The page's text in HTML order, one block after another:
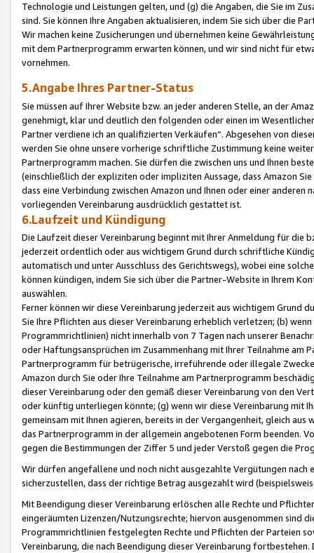
Technologie und Leistungen gelten, und (g) die Angaben, die Sie im
sind. Sie können Ihre Angaben aktualisieren, indem Sie sich über die
Wir machen keine Zusicherungen und übernehmen keine
mit dem Partnerprogramm erwarten können, und wir sind nicht für
vornehmen.
5.Angabe Ihres Partner-Status
Sie müssen auf Ihrer Website bzw. an jeder anderen Stelle, an der
genehmigt, klar und deutlich den folgenden oder einen im
Partner verdiene ich an qualifizierten Verkäufen“. Abgesehen von
werden Sie ohne unsere vorherige schriftliche Zustimmung keine
Partnerprogramm machen. Sie dürfen die zwischen uns und Ihnen
(einschließlich der expliziten oder impliziten Aussage, dass Amazon
dass eine Verbindung zwischen Amazon und Ihnen oder einer
vorliegenden Vereinbarung ausdrücklich gestattet ist.
6.Laufzeit und Kündigung
Die Laufzeit dieser Vereinbarung beginnt mit Ihrer Anmeldung für die
jederzeit ordentlich oder aus wichtigem Grund durch schriftliche
automatisch und unter Ausschluss des Gerichtswegs), wobei eine
können kündigen, indem Sie sich über die Partner-Website in Ihrem
auswählen.
Ferner können wir diese Vereinbarung jederzeit aus wichtigem Grund
Sie Ihre Pflichten aus dieser Vereinbarung erheblich verletzen; (b)
Programmrichtlinien) nicht innerhalb von 7 Tagen nach unserer
oder Haftungsansprüchen im Zusammenhang mit Ihrer Teilnahme am
Partnerprogramm für betrügerische, irreführende oder illegale
Amazon durch Sie oder Ihre Teilnahme am Partnerprogramm
dieser Vereinbarung oder den gemäß dieser Vereinbarung von den
oder künftig unterliegen könnte; (g) wenn wir diese Vereinbarung mit
gemeinsam mit Ihnen agieren, bereits in der Vergangenheit, gleich
das Partnerprogramm in der allgemein angebotenen Form beenden.
gegen die Bestimmungen der Ziffer 5 und jeder Verstoß gegen die
Wir dürfen angefallene und noch nicht ausgezahlte Vergütungen
sicherzustellen, dass der richtige Betrag ausgezahlt wird
Mit Beendigung dieser Vereinbarung erlöschen alle Rechte und
eingeräumten Lizenzen/Nutzungsrechte; hiervon ausgenommen sind
Programmrichtlinien festgelegten Rechte und Pflichten der Parteien
Vereinbarung, die nach Beendigung dieser Vereinbarung